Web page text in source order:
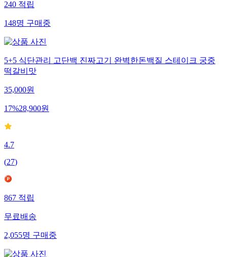
240적립
148명구매중
5+5 식단관리 고단백 진짜고기 완벽한돈백질 스테이크 궁중
떡갈비맛
35,000원
17%28,900원
4.7
(27)
867적립
무료배송
2,055명구매중